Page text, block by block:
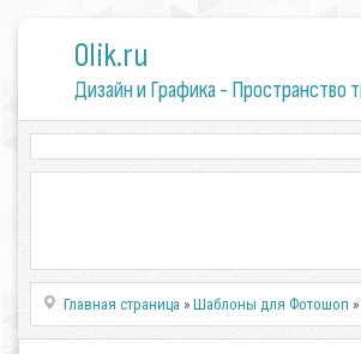
0lik.ru
Дизайн и Графика - Пространство
Главная страница »Шаблоны для Фотошоп